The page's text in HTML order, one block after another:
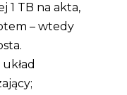
1 TB na akta,
– wtedy